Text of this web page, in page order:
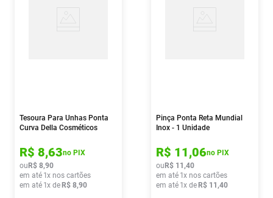
Tesoura Para Unhas Ponta
Curva Della Cosméticos
R$ 8,63no PIX
ou R$ 8,90
em até 1x nos cartões
em até 1x de R$ 8,90
Pinça Ponta Reta Mundial
Inox - 1 Unidade
R$ 11,06no PIX
ou R$ 11 ,40
em até 1x nos cartões
em até 1x de R$ 11 ,40